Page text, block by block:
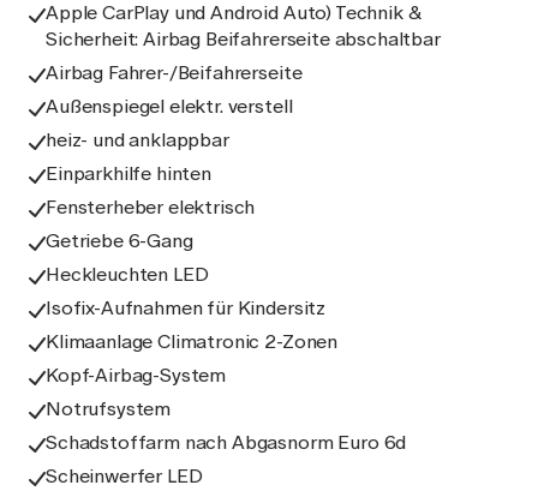
Apple CarPlay und Android Auto) Technik &
Sicherheit: Airbag Beifahrerseite abschaltbar
Airbag Fahrer-/Beifahrerseite
Außenspiegel elektr. verstell
heiz- und anklappbar
Einparkhilfe hinten
Fensterheber elektrisch
Getriebe 6-Gang
Heckleuchten LED
Isofix-Aufnahmen für Kindersitz
Klimaanlage Climatronic 2-Zonen
Kopf-Airbag-System
Notrufsystem
Schadstoffarm nach Abgasnorm Euro 6d
Scheinwerfer LED